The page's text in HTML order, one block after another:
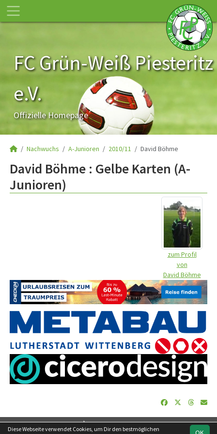
FC Grün-Weiß Piesteritz
e.V.
Offizielle Homepage
Nachwuchs A-Junioren 2010/11 David Böhme
David Böhme : Gelbe Karten (A-
Junioren)
zum Profil
von
David Böhme
soccero.de
Diese Webseite verwendet Cookies, um Dir den bestmöglichen